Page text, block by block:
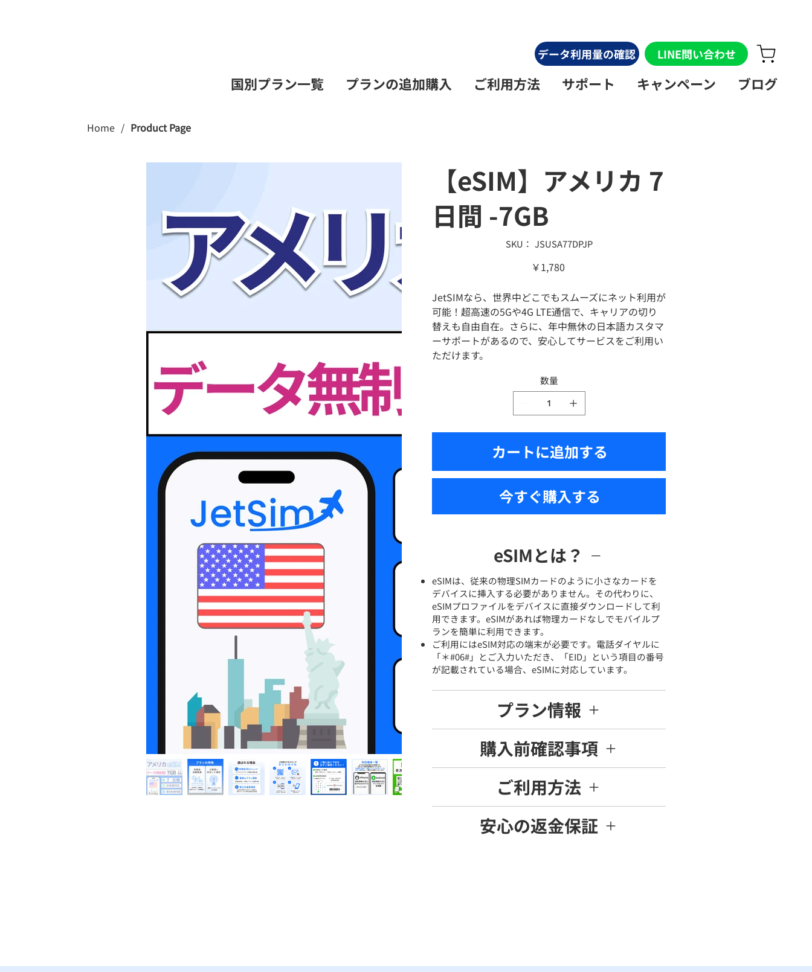
LINE問い合わせ
データ利用量の確認
国別プラン一覧 プランの追加購入 ご利用方法 サポート キャンペーン ブログ
Home / Product Page
【eSIM】アメリカ 7
日間 -7GB
SKU：
SKU：
JSUSA77DPJP
JSUSA77DPJP
価
格
￥1,780
JetSIMなら、世界中どこでもスムーズにネット利用が
可能！超高速の5Gや4G LTE通信で、キャリアの切り
替えも自由自在。さらに、年中無休の日本語カスタマ
ーサポートがあるので、安心してサービスをご利用い
ただけます。
数量
カートに追加する
今すぐ購入する
eSIMとは？
eSIMは、従来の物理SIMカードのように小さなカードを
デバイスに挿入する必要がありません。その代わりに、
eSIMプロファイルをデバイスに直接ダウンロードして利
用できます。eSIMがあれば物理カードなしでモバイルプ
ランを簡単に利用できます。
ご利用にはeSIM対応の端末が必要です。電話ダイヤルに
「＊#06#」とご入力いただき、「EID」という項目の番号
が記載されている場合、eSIMに対応しています。
プラン情報
購入前確認事項
ご利用方法
安心の返金保証